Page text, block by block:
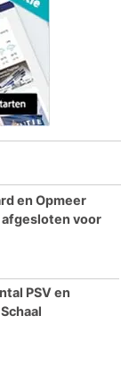
en Opmeer
voor
PSV en